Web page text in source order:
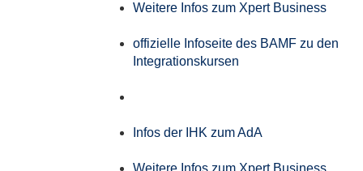
Weitere Infos zum Xpert Business
offizielle Infoseite des BAMF zu den
Integrationskursen
Infos der IHK zum AdA
Weitere Infos zum Xpert Business